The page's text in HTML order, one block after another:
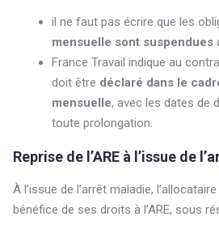
il ne faut pas écrire que les
mensuelle sont suspendues
France Travail indique au
doit être déclaré dans le
mensuelle, avec les dates de
toute prolongation.
Reprise de l’ARE à l’issue de
À l’issue de l’arrêt maladie,
bénéfice de ses droits à l’ARE, sous